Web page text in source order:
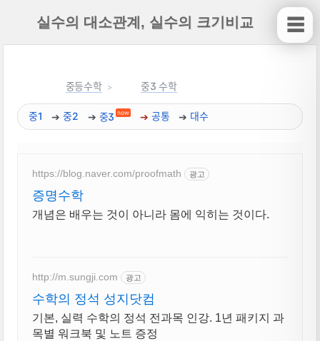
실수의 대소관계, 실수의 크기비교
중등수학 중3 수학
중1 중2 중3 now 공통 대수
https://blog.naver.com/proofmath 광고
증명수학
개념은 배우는 것이 아니라 몸에 익히는 것이다.
http://m.sungji.com 광고
수학의 정석 성지닷컴
기본, 실력 수학의 정석 전과목 인강. 1년 패키지 과
목별 워크북 및 노트 증정
☰